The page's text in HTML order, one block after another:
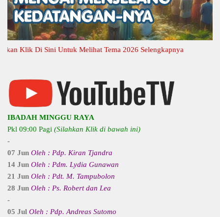
Di Sini Untuk Melihat Tema 2026 Selengkapnya
IBADAH MINGGU RAYA
Pkl 09:00 Pagi (Silahkan Klik di bawah ini)
-
07 Jun Oleh : Pdp. Kiran Tjandra
14 Jun Oleh : Pdm. Lydia Gunawan
21 Jun Oleh : Pdt. M. Tampubolon
28 Jun Oleh : Ps. Robert dan Lea
-
05 Jul Oleh : Pdp. Andreas Sutomo